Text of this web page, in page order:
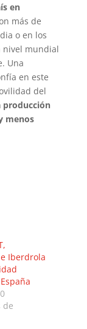
en
más de
o en los
nivel mundial
Una
en este
del
producción
menos
Iberdrola
de